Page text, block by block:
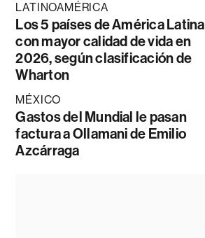
LATINOAMÉRICA
Los 5 países de América Latina
con mayor calidad de vida en
2026, según clasificación de
Wharton
MÉXICO
Gastos del Mundial le pasan
factura a Ollamani de Emilio
Azcárraga